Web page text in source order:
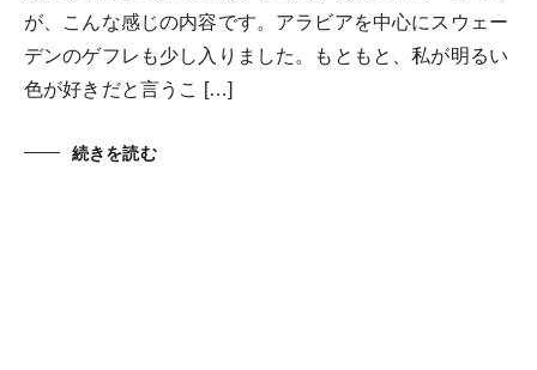
が、こんな感じの内容です。アラビアを中心にスウェー
デンのゲフレも少し入りました。もともと、私が明るい
色が好きだと言うこ […]
続きを読む